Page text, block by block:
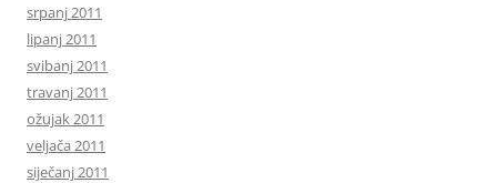
srpanj 2011
lipanj 2011
svibanj 2011
travanj 2011
ožujak 2011
veljača 2011
siječanj 2011